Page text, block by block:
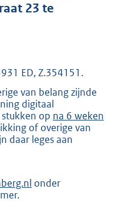
t
K
b
23 te
ED, Z.354151.
van belang zijnde
digitaal
op na 6 weken
of overige van
daar leges aan
onder